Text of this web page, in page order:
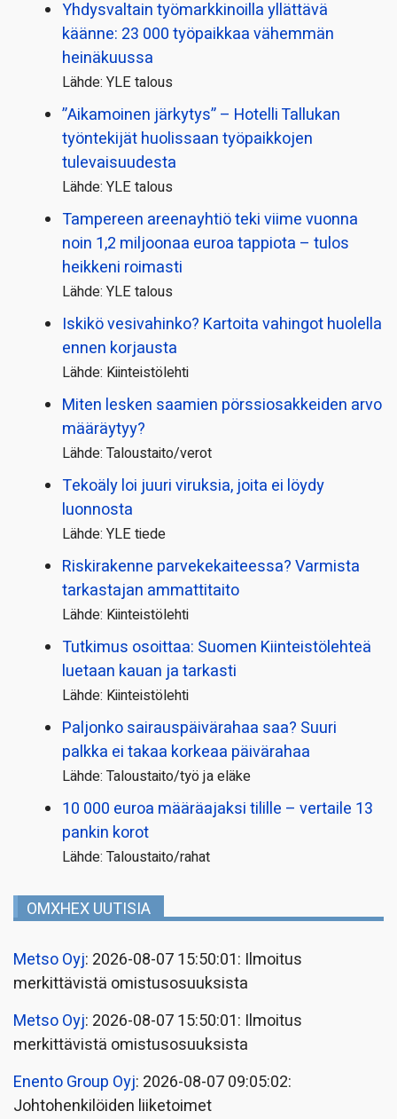
Yhdysvaltain työmarkkinoilla yllättävä
käänne: 23 000 työpaikkaa vähemmän
heinäkuussa
Lähde: YLE talous
”Aikamoinen järkytys” – Hotelli Tallukan
työntekijät huolissaan työpaikkojen
tulevaisuudesta
Lähde: YLE talous
Tampereen areenayhtiö teki viime vuonna
noin 1,2 miljoonaa euroa tappiota – tulos
heikkeni roimasti
Lähde: YLE talous
Iskikö vesivahinko? Kartoita vahingot huolella
ennen korjausta
Lähde: Kiinteistölehti
Miten lesken saamien pörssi­osakkeiden arvo
määräytyy?
Lähde: Taloustaito/verot
Tekoäly loi juuri viruksia, joita ei löydy
luonnosta
Lähde: YLE tiede
Riskirakenne parvekekaiteessa? Varmista
tarkastajan ammattitaito
Lähde: Kiinteistölehti
Tutkimus osoittaa: Suomen Kiinteistölehteä
luetaan kauan ja tarkasti
Lähde: Kiinteistölehti
Paljonko sairauspäivä­rahaa saa? Suuri
palkka ei takaa korkeaa päivärahaa
Lähde: Taloustaito/työ ja eläke
10 000 euroa määräajaksi tilille – vertaile 13
pankin korot
Lähde: Taloustaito/rahat
OMXHEX UUTISIA
Metso Oyj: 2026-08-07 15:50:01: Ilmoitus
merkittävistä omistusosuuksista
Metso Oyj: 2026-08-07 15:50:01: Ilmoitus
merkittävistä omistusosuuksista
Enento Group Oyj: 2026-08-07 09:05:02:
Johtohenkilöiden liiketoimet